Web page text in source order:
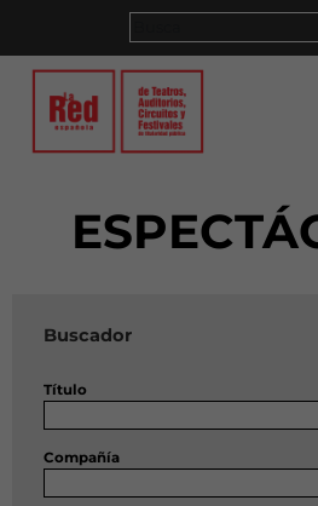
Buscador
Título
Compañía